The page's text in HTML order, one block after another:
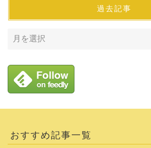
過去記事
おすすめ記事一覧